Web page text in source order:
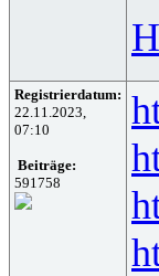
Registrierdatum:
22.11.2023,
07:10
Beiträge:
591758